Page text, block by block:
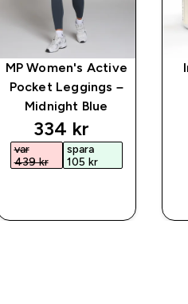
MP Women's Active
Pocket Leggings –
Midnight Blue
discounted price
334 kr‎
var
439 kr‎
spara
105 kr‎